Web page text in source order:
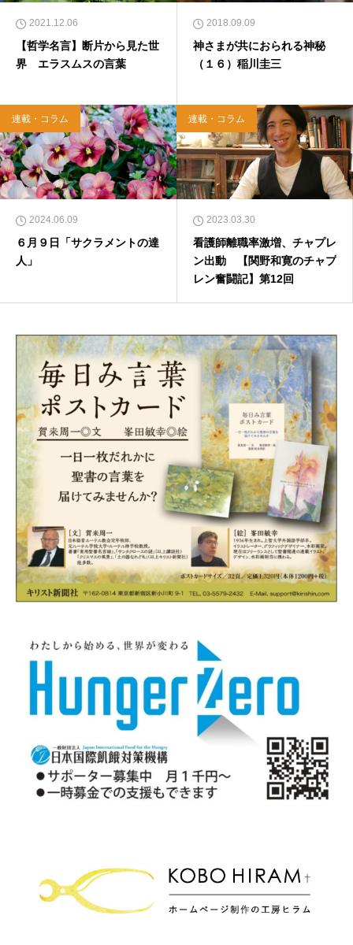
2021.12.06
【哲学名言】断片から見た世
界 エラスムスの言葉
2018.09.09
神さまが共におられる神秘
（１６）稲川圭三
連載・コラム
2024.06.09
６月９日「サクラメントの達
人」
連載・コラム
2023.03.30
看護師離職率激増、チャプレ
ン出動 【関野和寛のチャプ
レン奮闘記】第12回